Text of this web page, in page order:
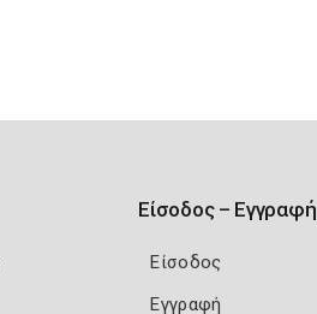
Είσοδος – Εγγραφή
Είσοδος
Εγγραφή